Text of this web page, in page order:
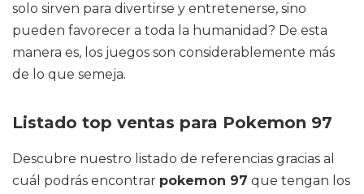
solo sirven para divertirse y entretenerse, sino
pueden favorecer a toda la humanidad? De esta
manera es, los juegos son considerablemente más
de lo que semeja.
Listado top ventas para Pokemon 97
Descubre nuestro listado de referencias gracias al
cuál podrás encontrar pokemon 97 que tengan los